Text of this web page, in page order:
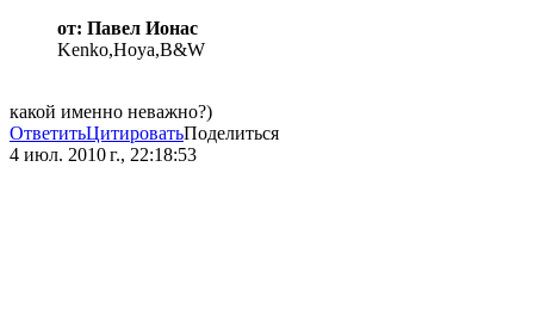
от: Павел Ионас
Kenko,Hoya,B&W
какой именно неважно?)
ОтветитьЦитироватьПоделиться
4 июл. 2010 г., 22:18:53